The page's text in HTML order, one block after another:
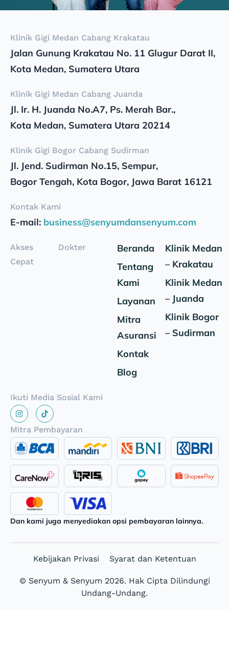
Klinik Gigi Medan Cabang Krakatau
Jalan Gunung Krakatau No. 11 Glugur Darat II,
Kota Medan, Sumatera Utara
Klinik Gigi Medan Cabang Juanda
Jl. Ir. H. Juanda No.A7, Ps. Merah Bar.,
Kota Medan, Sumatera Utara 20214
Klinik Gigi Bogor Cabang Sudirman
Jl. Jend. Sudirman No.15, Sempur,
Bogor Tengah, Kota Bogor, Jawa Barat 16121
Kontak Kami
E-mail: business@senyumdansenyum.com
Akses
Cepat
Dokter
Beranda
Tentang
Kami
Layanan
Mitra
Asuransi
Kontak
Blog
Klinik Medan
– Krakatau
Klinik Medan
– Juanda
Klinik Bogor
– Sudirman
Ikuti Media Sosial Kami
Mitra Pembayaran
Dan kami juga menyediakan opsi pembayaran lainnya.
© Senyum & Senyum 2026. Hak Cipta Dilindungi
Undang-Undang.
Kebijakan Privasi Syarat dan Ketentuan